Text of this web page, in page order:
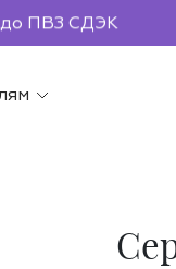
до ПВЗ СДЭК